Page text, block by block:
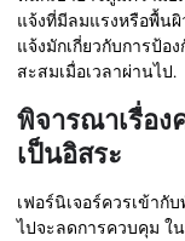
แจ้งที่มีลมแรงหรือพื้น
แจ้งมักเกี่ยวกับการป้อ
สะสมเมื่อเวลาผ่านไป.
พิจารณาเรื่อง
เป็นอิสระ
เฟอร์นิเจอร์ควรเข้า
ไปจะลดการควบคุม ใ